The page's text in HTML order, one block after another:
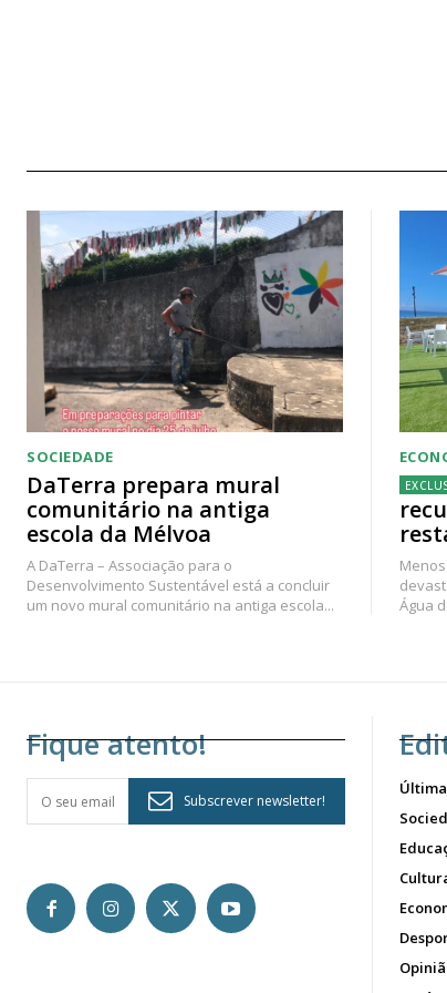
SOCIEDADE
DaTerra prepara mural
comunitário na antiga
escola da Mélvoa
A DaTerra – Associação para o
Desenvolvimento Sustentável está a concluir
um novo mural comunitário na antiga escola...
Água
Fique atento!
Subscrever newsletter!